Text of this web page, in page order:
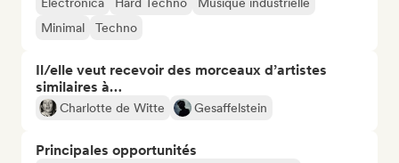
Minimal
Techno
Il/elle veut recevoir des morceaux d’artistes
similaires à…
Charlotte de Witte Gesaffelstein
Principales opportunités